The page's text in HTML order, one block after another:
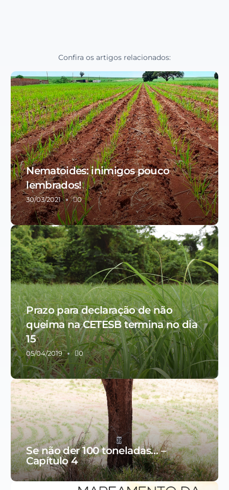
Confira os artigos relacionados:
Nematoides: inimigos pouco
lembrados!
30/03/2021 0
Prazo para declaração de não
queima na CETESB termina no dia
15
05/04/2019 0
Se não der 100 toneladas… –
Capítulo 4